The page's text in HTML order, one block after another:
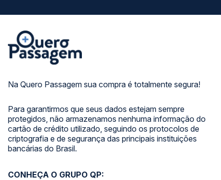
Na Quero Passagem sua compra é totalmente segura!
Para garantirmos que seus dados estejam sempre
protegidos, não armazenamos nenhuma informação do
cartão de crédito utilizado, seguindo os protocolos de
criptografia e de segurança das principais instituições
bancárias do Brasil.
CONHEÇA O GRUPO QP: